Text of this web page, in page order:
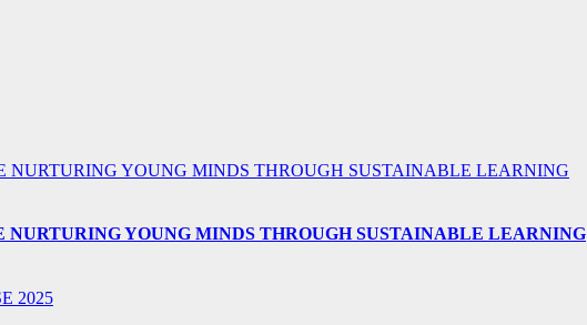
NURTURING YOUNG MINDS THROUGH SUSTAINABLE LEARNING